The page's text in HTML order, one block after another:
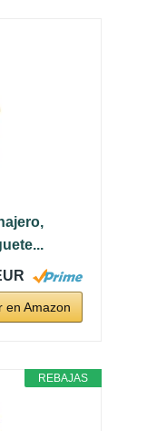
en Amazon
REBAJAS